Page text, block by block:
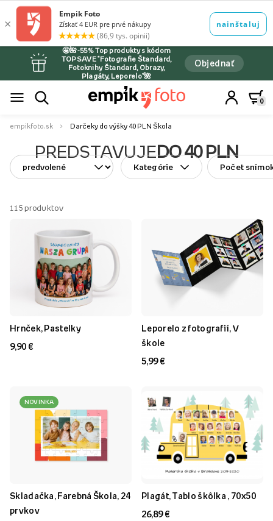
🤩🌺-55% Top produkty s kódom
TOPSAVE *Fotografie Štandard,
Fotoknihy Štandard, Obrazy,
Plagáty, Leporelo*🌺
Objednať
0
empikfoto.sk Darčeky do výšky 40 PLN Škola
PREDSTAVUJEDO 40 PLN
Kategórie Počet
115 produktov
Hrnček, Pastelky
9,90 €
Leporelo z fotografií, V
škole
5,99 €
NOVINKA
Skladačka, Farebná Škola, 24
prvkov
Plagát, Tablo škôlka , 70x50
26,89 €